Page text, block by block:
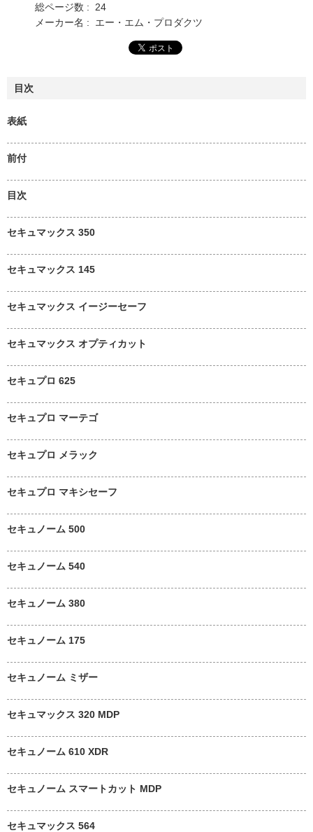
総ページ数 : 24
メーカー名 : エー・エム・プロダクツ
目次
表紙
前付
目次
セキュマックス 350
セキュマックス 145
セキュマックス イージーセーフ
セキュマックス オプティカット
セキュプロ 625
セキュプロ マーテゴ
セキュプロ メラック
セキュプロ マキシセーフ
セキュノーム 500
セキュノーム 540
セキュノーム 380
セキュノーム 175
セキュノーム ミザー
セキュマックス 320 MDP
セキュノーム 610 XDR
セキュノーム スマートカット MDP
セキュマックス 564